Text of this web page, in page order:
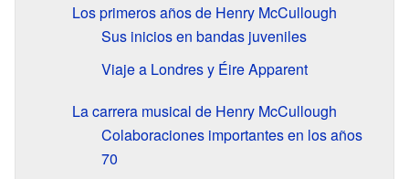
Los primeros años de Henry McCullough
Sus inicios en bandas juveniles
Viaje a Londres y Éire Apparent
La carrera musical de Henry McCullough
Colaboraciones importantes en los años
70